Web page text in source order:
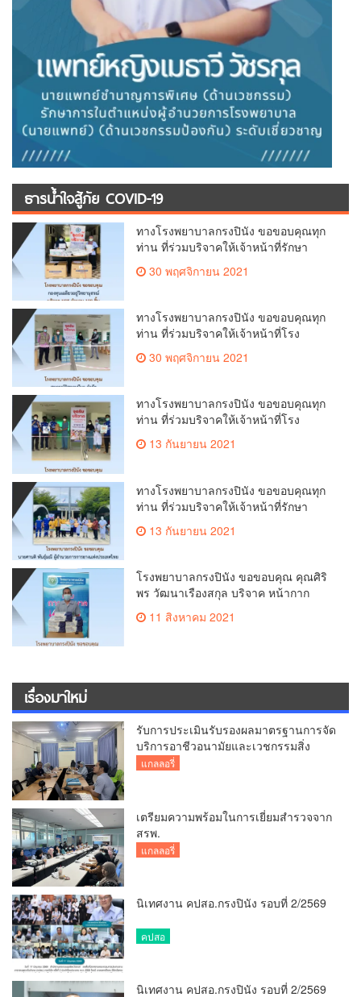
ธารน้ำใจสู้ภัย COVID-19
ทางโรงพยาบาลกรงปินัง ขอขอบคุณทุก
ท่าน ที่ร่วมบริจาคให้เจ้าหน้าที่รักษา
1930 พฤศจิกายน 2021
ทางโรงพยาบาลกรงปินัง ขอขอบคุณทุก
ท่าน ที่ร่วมบริจาคให้เจ้าหน้าที่โรง
พยาบาลเพื่อใช้งานในโรงพยาบาลสนาม
COVID-19
30 พฤศจิกายน 2021
ทางโรงพยาบาลกรงปินัง ขอขอบคุณทุก
ท่าน ที่ร่วมบริจาคให้เจ้าหน้าที่โรง
พยาบาลเพื่อใช้งานในโรงพยาบาลสนาม
COVID-19
13 กันยายน 2021
ทางโรงพยาบาลกรงปินัง ขอขอบคุณทุก
ท่าน ที่ร่วมบริจาคให้เจ้าหน้าที่รักษา
19 13 กันยายน 2021
โรงพยาบาลกรงปินัง ขอขอบคุณ คุณศิริ
พร วัฒนาเรืองสกุล บริจาค หน้ากาก
อนามัย จำนวน 28 กล่อง ให้กับเจ้าหน้าที่
รักษาป้องกัน และควบคุมโรคเพื่อสู้ภัย
11 สิงหาคม 2021
เรื่องมาใหม่
รับการประเมินรับรองผลมาตรฐานการจัด
บริการอาชีวอนามัยและเวชกรรมสิ่ง
แวดล้อม
แกลลอรี่
เตรียมความพร้อมในการเยี่ยมสำรวจจาก
สรพ.
แกลลอรี่
นิเทศงาน คปสอ.กรงปินัง รอบที่ 2/2569
คปสอ
นิเทศงาน คปสอ.กรงปินัง รอบที่ 2/2569